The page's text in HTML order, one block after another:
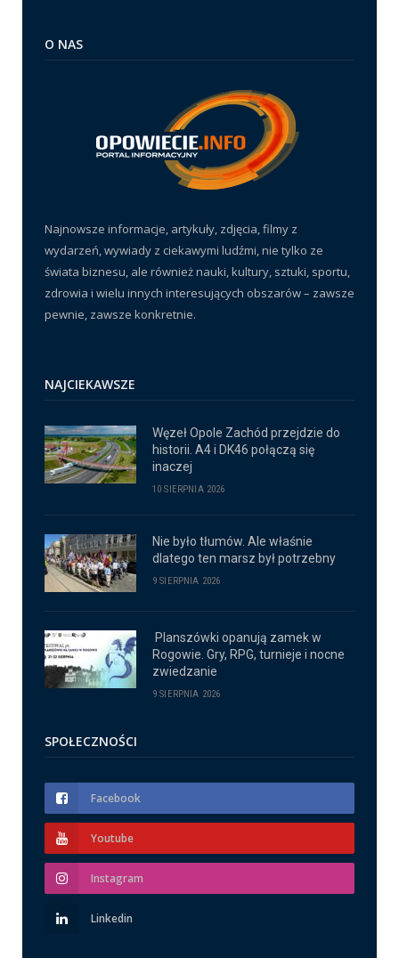
O NAS
Najnowsze informacje, artykuły, zdjęcia, filmy z
wydarzeń, wywiady z ciekawymi ludźmi, nie tylko ze
świata biznesu, ale również nauki, kultury, sztuki, sportu,
zdrowia i wielu innych interesujących obszarów – zawsze
pewnie, zawsze konkretnie.
NAJCIEKAWSZE
Węzeł Opole Zachód przejdzie do
historii. A4 i DK46 połączą się
inaczej
10 SIERPNIA 2026
Nie było tłumów. Ale właśnie
dlatego ten marsz był potrzebny
9 SIERPNIA 2026
Planszówki opanują zamek w
Rogowie. Gry, RPG, turnieje i nocne
zwiedzanie
9 SIERPNIA 2026
SPOŁECZNOŚCI
Facebook
Youtube
Instagram
Linkedin